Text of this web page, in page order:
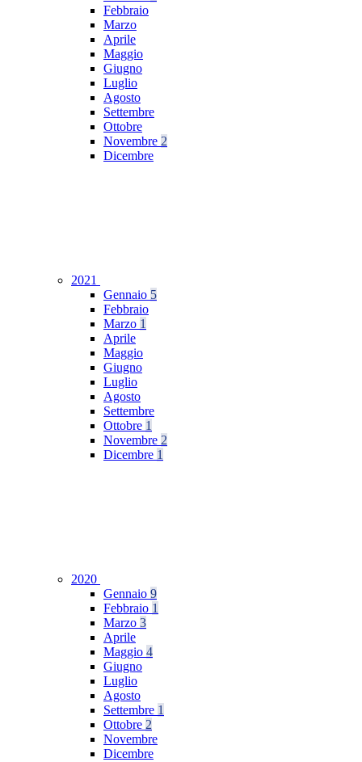
Febbraio
Marzo
Aprile
Maggio
Giugno
Luglio
Agosto
Settembre
Ottobre
Novembre 2
Dicembre
2021
Gennaio 5
Febbraio
Marzo 1
Aprile
Maggio
Giugno
Luglio
Agosto
Settembre
Ottobre 1
Novembre 2
Dicembre 1
2020
Gennaio 9
Febbraio 1
Marzo 3
Aprile
Maggio 4
Giugno
Luglio
Agosto
Settembre 1
Ottobre 2
Novembre
Dicembre